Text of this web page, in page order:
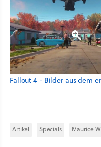
Fallout 4 - Bilder aus dem
Artikel Specials Maurice